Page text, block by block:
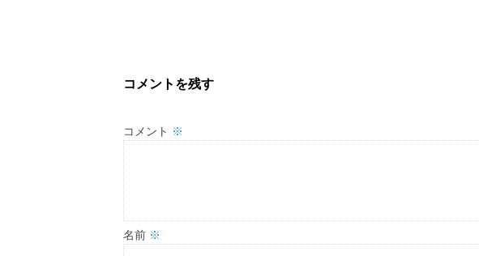
コメントを残す
コメント ※
名前 ※